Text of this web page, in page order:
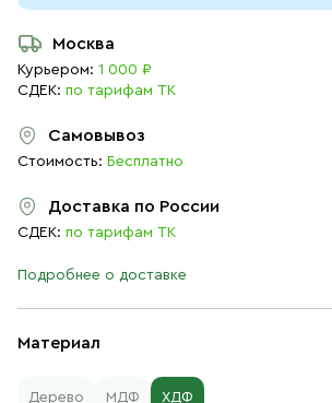
Материал
Дерево МДФ ХДФ
Москва
Курьером: 1 000 ₽
СДЕК: по тарифам ТК
Самовывоз
Стоимость: Бесплатно
Доставка по России
СДЕК: по тарифам ТК
Подробнее о доставке